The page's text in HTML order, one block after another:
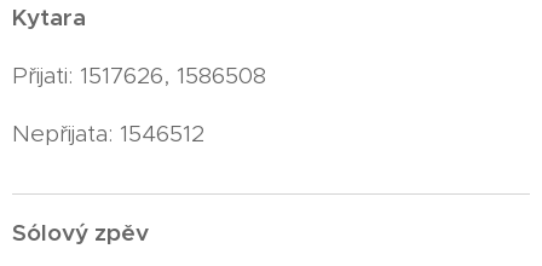
Kytara
Přijati: 1517626, 1586508
Nepřijata: 1546512
Sólový zpěv